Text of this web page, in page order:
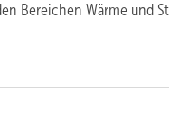
Bereichen Wärme und